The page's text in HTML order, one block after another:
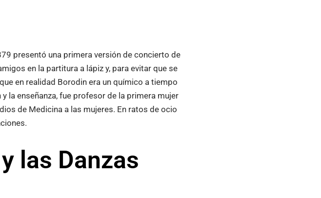
presentó una primera versión de concierto de
en la partitura a lápiz y, para evitar que se
en realidad Borodin era un químico a tiempo
la enseñanza, fue profesor de la primera mujer
de Medicina a las mujeres. En ratos de ocio
las Danzas